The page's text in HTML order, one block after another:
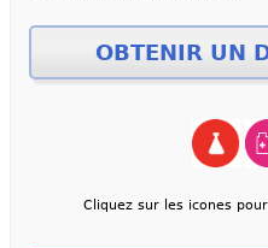
Cliquez sur les icones